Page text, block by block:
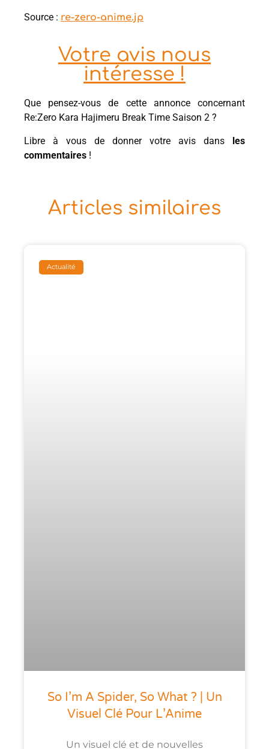
Source : re-zero-anime.jp
Votre avis nous
intéresse !
Que pensez-vous de cette annonce concernant
Re:Zero Kara Hajimeru Break Time Saison 2 ?
Libre à vous de donner votre avis dans les
commentaires !
Articles similaires
Actualité
So I’m A Spider, So What ? | Un
Visuel Clé Pour L’Anime
Un visuel clé et de nouvelles